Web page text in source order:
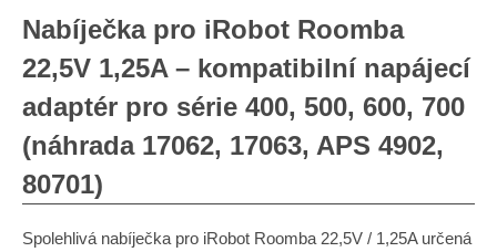
Nabíječka pro iRobot Roomba
22,5V 1,25A – kompatibilní napájecí
adaptér pro série 400, 500, 600, 700
(náhrada 17062, 17063, APS 4902,
80701)
Spolehlivá nabíječka pro iRobot Roomba 22,5V / 1,25A určená